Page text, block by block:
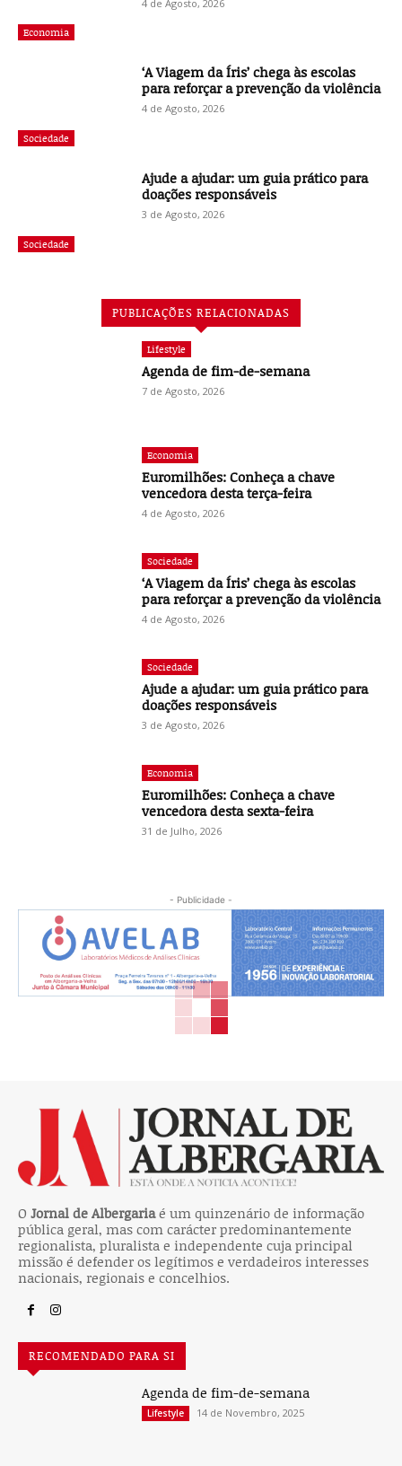
Economia
4 de Agosto, 2026
Sociedade
‘A Viagem da Íris’ chega às escolas
para reforçar a prevenção da violência
4 de Agosto, 2026
Sociedade
Ajude a ajudar: um guia prático para
doações responsáveis
3 de Agosto, 2026
PUBLICAÇÕES RELACIONADAS
Lifestyle
Agenda de fim-de-semana
7 de Agosto, 2026
Economia
Euromilhões: Conheça a chave
vencedora desta terça-feira
4 de Agosto, 2026
Sociedade
‘A Viagem da Íris’ chega às escolas
para reforçar a prevenção da violência
4 de Agosto, 2026
Sociedade
Ajude a ajudar: um guia prático para
doações responsáveis
3 de Agosto, 2026
Economia
Euromilhões: Conheça a chave
vencedora desta sexta-feira
31 de Julho, 2026
- Publicidade -
O Jornal de Albergariaé um quinzenário de informação
pública geral, mas com carácter predominantemente
regionalista, pluralista e independente cuja principal
missão é defender os legítimos e verdadeiros interesses
nacionais, regionais e concelhios.
RECOMENDADO PARA SI
Agenda de fim-de-semana
Lifestyle 14 de Novembro, 2025